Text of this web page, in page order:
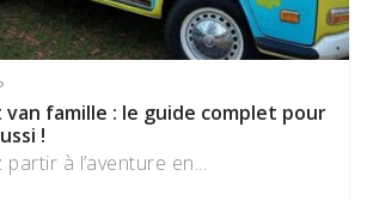
famille : le guide complet pour
!
à l’aventure en...